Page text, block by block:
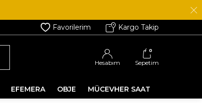
Favorilerim Kargo Takip
Hesabım
0
Sepetim
EFEMERA OBJE MÜCEVHER SAAT